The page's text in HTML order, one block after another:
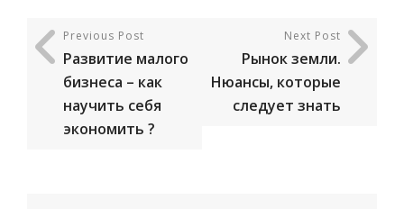
Previous Post
Развитие малого
бизнеса – как
научить себя
экономить ?
Next Post
Рынок земли.
Нюансы, которые
следует знать